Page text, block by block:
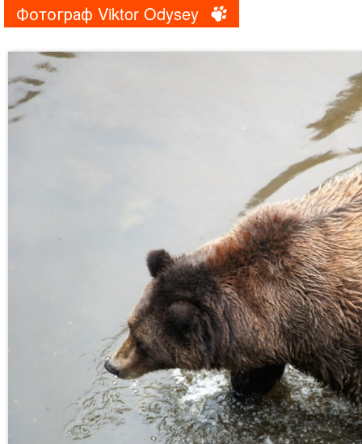
Фотограф Viktor Odysey